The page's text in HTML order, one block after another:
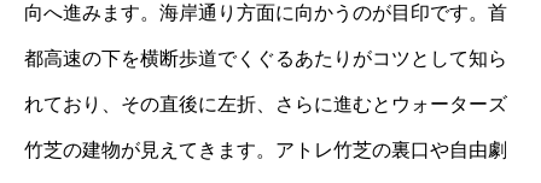
向へ進みます。海岸通り方面に向かうのが目印です。首
都高速の下を横断歩道でくぐるあたりがコツとして知ら
れており、その直後に左折、さらに進むとウォーターズ
竹芝の建物が見えてきます。アトレ竹芝の裏口や自由劇